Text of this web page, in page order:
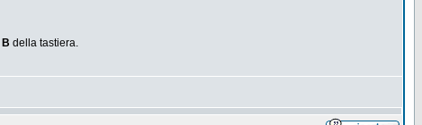
B della tastiera.